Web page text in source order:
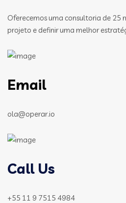
Oferecemos uma consultoria de 25
projeto e definir uma melhor
Email
ola@operar.io
Call Us
+55 11 9 7515 4984